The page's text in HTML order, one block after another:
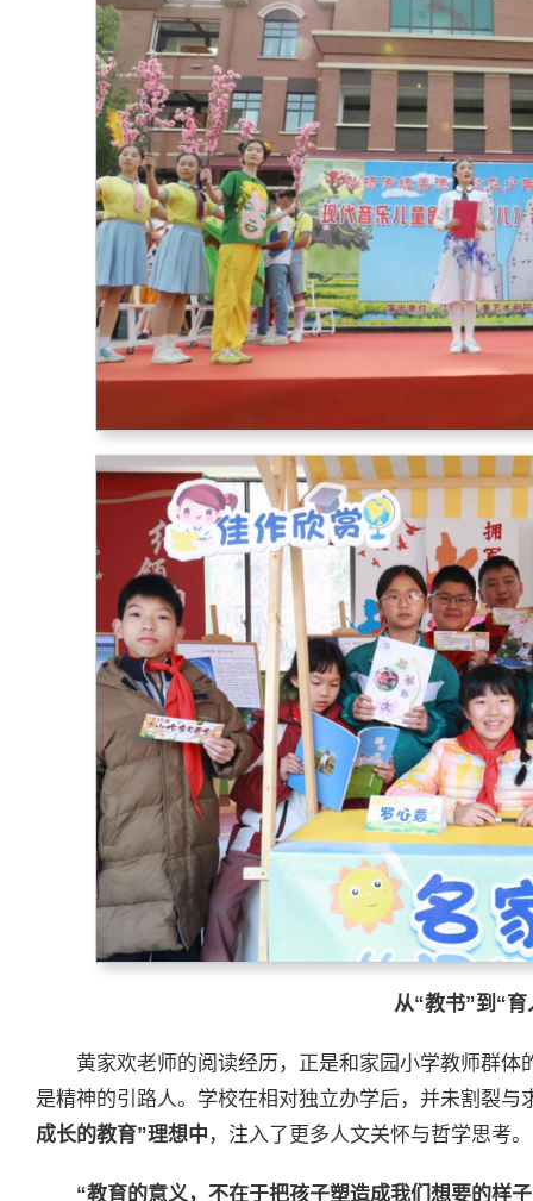
从“教书”到“育
黄家欢老师的阅读经历，正是和家园小学教师群
是精神的引路人。学校在相对独立办学后，并未割裂与
成长的教育”理想中 ，注入了更多人文关怀与哲学思考。
“教育的意义，不在于把孩子塑造成我们想要的样